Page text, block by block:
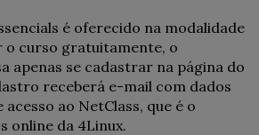
é oferecido na modalidade
o curso gratuitamente, o
apenas se cadastrar na página do
receberá e-mail com dados
acesso ao NetClass, que é o
online da 4Linux.